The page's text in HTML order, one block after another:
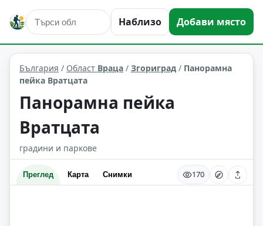
Наблизо Добави място
атракциони Згориград Област: Враца
България / Област Враца / Згориград / Панорамна
пейка Вратцата
Панорамна пейка
Вратцата
градини и паркове
Преглед Карта Снимки 170